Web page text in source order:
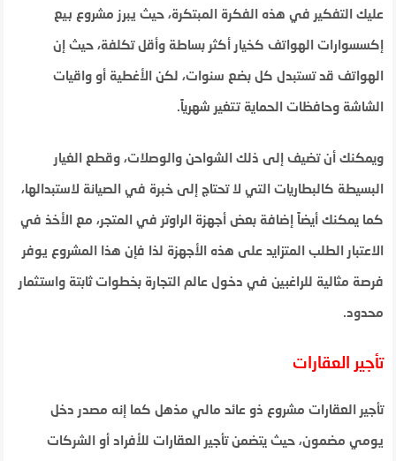
عليك التفكير في هذه الفكرة المبتكرة، حيث يبرز مشروع بيع
إكسسوارات الهواتف كخيار أكثر بساطة وأقل تكلفة، حيث إن
الهواتف قد تستبدل كل بضع سنوات، لكن الأغطية أو واقيات
الشاشة وحافظات الحماية تتغير شهرياً.
ويمكنك أن تضيف إلى ذلك الشواحن والوصلات، وقطع الغيار
البسيطة كالبطاريات التي لا تحتاج إلى خبرة في الصيانة لاستبدالها،
كما يمكنك أيضاً إضافة بعض أجهزة الراوتر في المتجر، مع الأخذ في
الاعتبار الطلب المتزايد على هذه الأجهزة لذا فإن هذا المشروع يوفر
فرصة مثالية للراغبين في دخول عالم التجارة بخطوات ثابتة واستثمار
محدود.
تأجير العقارات
تأجير العقارات مشروع ذو عائد مالي مذهل كما إنه مصدر دخل
يومي مضمون، حيث يتضمن تأجير العقارات للأفراد أو الشركات